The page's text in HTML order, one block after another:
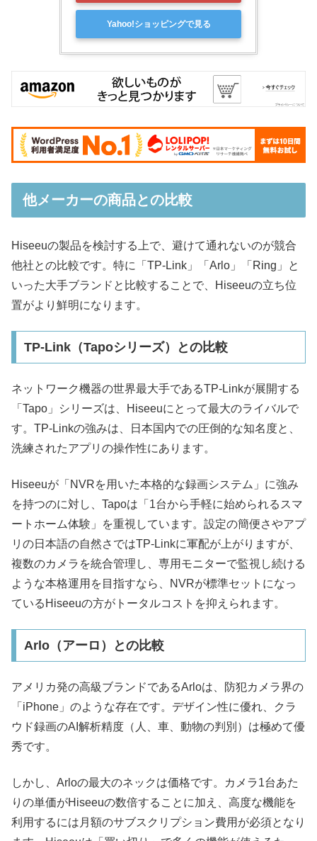
Yahoo!ショッピングで見る
他メーカーの商品との比較
Hiseeuの製品を検討する上で、避けて通れないのが競合
他社との比較です。特に「TP-Link」「Arlo」「Ring」と
いった大手ブランドと比較することで、Hiseeuの立ち位
置がより鮮明になります。
TP-Link（Tapoシリーズ）との比較
ネットワーク機器の世界最大手であるTP-Linkが展開する
「Tapo」シリーズは、Hiseeuにとって最大のライバルで
す。TP-Linkの強みは、日本国内での圧倒的な知名度と、
洗練されたアプリの操作性にあります。
Hiseeuが「NVRを用いた本格的な録画システム」に強み
を持つのに対し、Tapoは「1台から手軽に始められるスマ
ートホーム体験」を重視しています。設定の簡便さやアプ
リの日本語の自然さではTP-Linkに軍配が上がりますが、
複数のカメラを統合管理し、専用モニターで監視し続ける
ような本格運用を目指すなら、NVRが標準セットになっ
ているHiseeuの方がトータルコストを抑えられます。
Arlo（アーロ）との比較
アメリカ発の高級ブランドであるArloは、防犯カメラ界の
「iPhone」のような存在です。デザイン性に優れ、クラ
ウド録画のAI解析精度（人、車、動物の判別）は極めて優
秀です。
しかし、Arloの最大のネックは価格です。カメラ1台あた
りの単価がHiseeuの数倍することに加え、高度な機能を
利用するには月額のサブスクリプション費用が必須となり